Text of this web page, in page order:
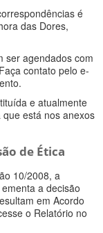
é
das Dores,
ser agendados com
contato pelo e-
e atualmente
está nos anexos
de Ética
10/2008, a
a decisão
em Acordo
o Relatório no